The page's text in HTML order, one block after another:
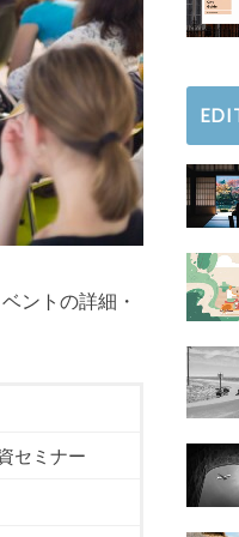
ントの詳細・
セミナー